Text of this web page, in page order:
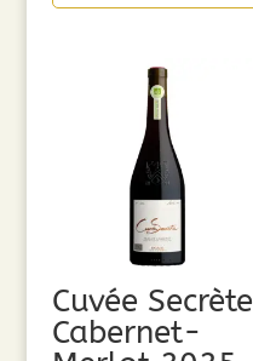
Cuvée Secrète
Cabernet-